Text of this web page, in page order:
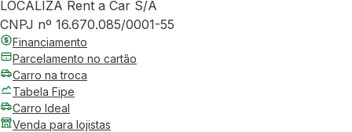
LOCALIZA Rent a Car S/A
CNPJ nº 16.670.085/0001-55
Financiamento
Parcelamento no cartão
Carro na troca
Tabela Fipe
Carro Ideal
Venda para lojistas